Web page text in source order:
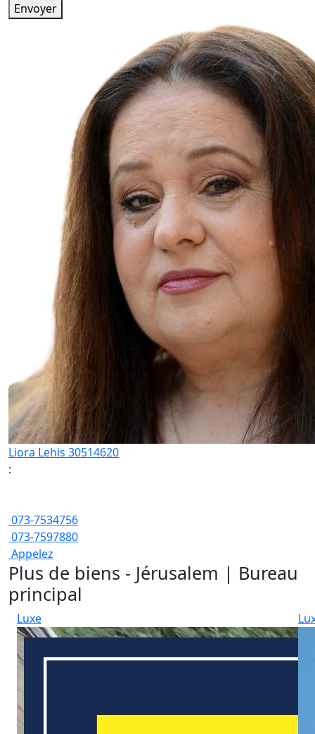
Envoyer
Liora Lehis 30514620
:
073-7534756
073-7597880
Appelez
Plus de biens - Jérusalem | Bureau
principal
Luxe